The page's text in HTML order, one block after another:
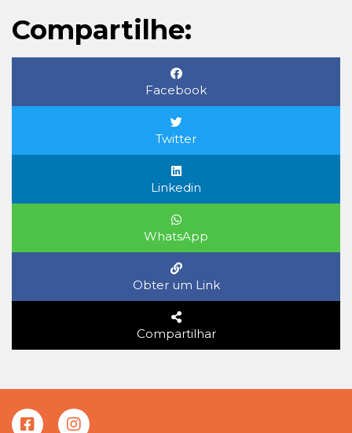
Compartilhe:
Facebook
Twitter
Linkedin
WhatsApp
Obter um Link
Compartilhar